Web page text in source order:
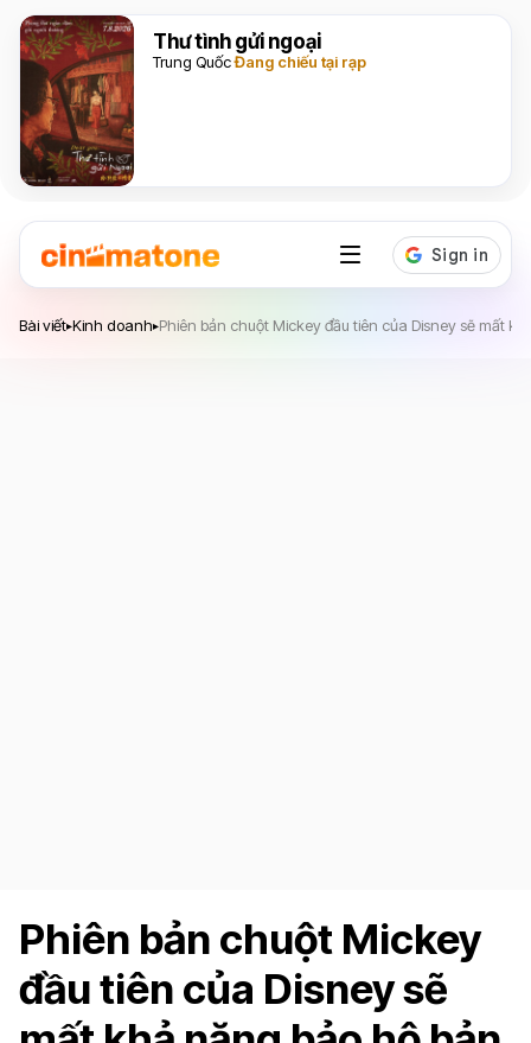
Thư tình gửi ngoại
Trung QuốcĐang chiếu tại rạp
Bài viết▸Kinh doanh▸Phiên bản chuột Mickey đầu tiên của Disney sẽ mất
Phiên bản chuột Mickey
đầu tiên của Disney sẽ